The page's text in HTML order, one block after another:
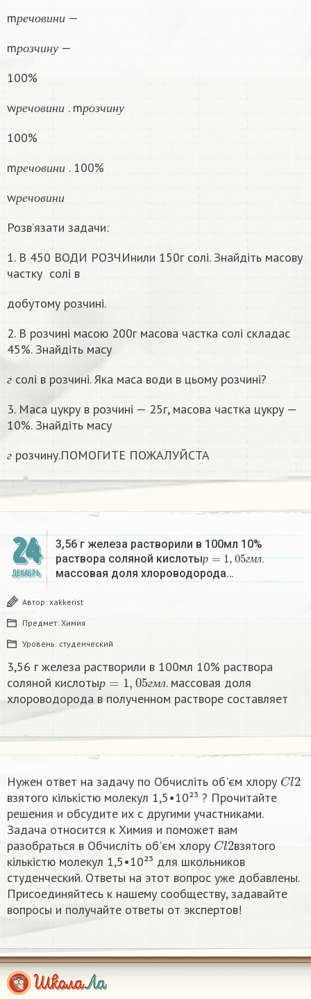
m р е ч о в и н и
—
m р о з ч и н у
—
100%
wр е ч о в и н и . m р о з ч и н у
100%
m р е ч о в и н и
. 100%
wр е ч о в и н и
Розв’язати задачи:
1. В 450 ВОДИ РОЗЧИнили 150г солі. Знайдіть масову
частку солі в
добутому розчині.
2. В розчині масою 200г масова частка солі складас
45%. Знайдіть масу
г
солі в розчині. Яка маса води в цьому розчинi?
3. Маса цукру в розчині — 25г, масова частка цукру —
10%. Знайдіть масу
г розчину.ПОМОГИТЕ ПОЖАЛУЙСТА
24
ДЕКАБРЬ
3,56 г железа растворили в 100мл 10%
раствора соляной кислоты р гмл
р =1,05гмл
.
массовая доля хлороводорода…
Автор: xakkerist
Предмет: Химия
Уровень: студенческий
3,56 г железа растворили в 100мл 10% раствора
соляной кислоты р гмл
р=1,05гмл
. массовая доля
хлороводорода в полученном растворе составляет
Нужен ответ на задачу по Обчисліть об'єм хлору Cl2
взятого кількістю молекул 1,5•10²³ ? Прочитайте
решения и обсудите их с другими участниками.
Задача относится к Химия и поможет вам
разобраться в Обчисліть об'єм хлору Cl2взятого
кількістю молекул 1,5•10²³ для школьников
студенческий. Ответы на этот вопрос уже добавлены.
Присоединяйтесь к нашему сообществу, задавайте
вопросы и получайте ответы от экспертов!